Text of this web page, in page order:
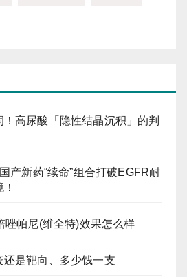
高尿酸「隐性结晶沉积」的判
产新药“续命”组合打破EGFR耐
唑帕尼(维全特)效果怎么样
是靶向、多少钱一支